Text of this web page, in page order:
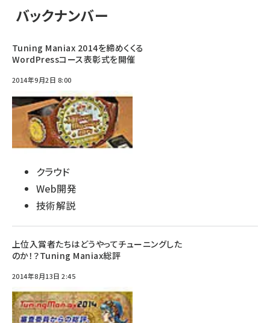
バックナンバー
Tuning Maniax 2014を締めくくる
WordPressコース表彰式を開催
2014年9月2日 8:00
クラウド
Web開発
技術解説
上位入賞者たちはどうやってチューニングした
のか！？Tuning Maniax総評
2014年8月13日 2:45